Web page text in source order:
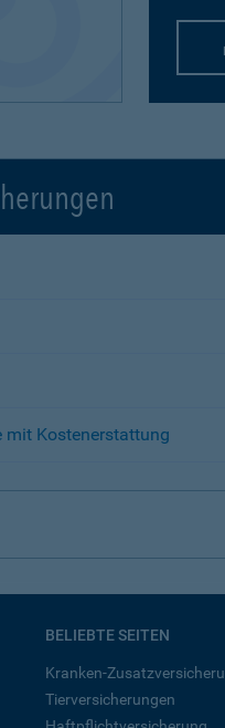
mit Kostenerstattung
BELIEBTE SEITEN
Kranken-
Tierversicherungen